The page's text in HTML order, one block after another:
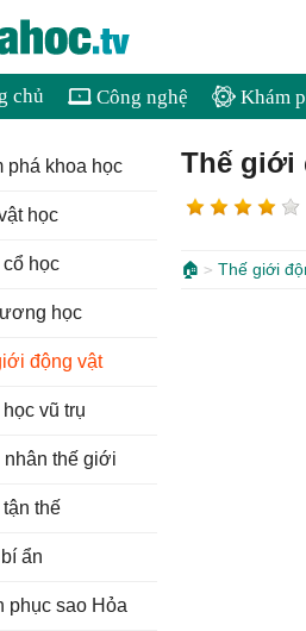
chủ Công nghệ Khám
Thế giới
🏠 Thế giới
phá khoa học
học
cổ học
học
động vật
vũ trụ
nhân thế giới
tận thế
ẩn
phục sao Hỏa